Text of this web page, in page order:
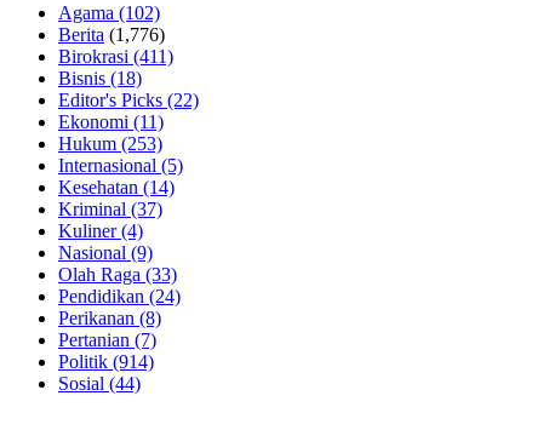
Agama (102)
Berita (1,776)
Birokrasi (411)
Bisnis (18)
Editor's Picks (22)
Ekonomi (11)
Hukum (253)
Internasional (5)
Kesehatan (14)
Kriminal (37)
Kuliner(4)
Nasional (9)
Olah Raga (33)
Pendidikan (24)
Perikanan (8)
Pertanian (7)
Politik (914)
Sosial (44)